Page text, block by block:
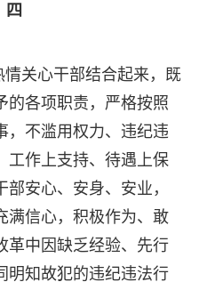
四
关心干部结合起来，既
的各项职责，严格按照
，不滥用权力、违纪违
工作上支持、待遇上保
安心、安身、安业，
满信心，积极作为、敢
革中因缺乏经验、先行
明知故犯的违纪违法行